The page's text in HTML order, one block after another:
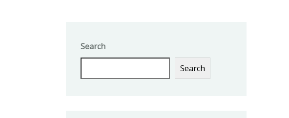
Search
Search